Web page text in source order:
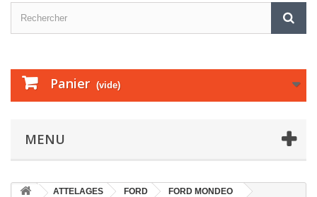
Panier (vide)
MENU
ATTELAGES FORD
FORD MONDEO